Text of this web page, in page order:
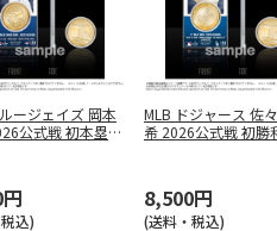
ージェイズ 岡本
公式戦 初本塁打
込)
MLB ドジャース 佐
希 2026公式戦 初勝
8,500円
(送料・税込)